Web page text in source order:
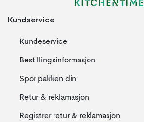
Kundservice
Kundeservice
Bestillingsinformasjon
Spor pakken din
Retur & reklamasjon
Registrer retur & reklamasjon